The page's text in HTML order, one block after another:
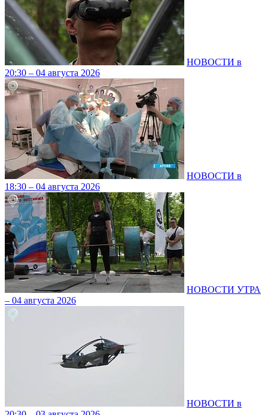
НОВОСТИ в
20:30 – 04 августа 2026
НОВОСТИ в
18:30 – 04 августа 2026
НОВОСТИ УТРА
– 04 августа 2026
НОВОСТИ в